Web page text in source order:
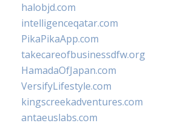
halobjd.com
intelligenceqatar.com
PikaPikaApp.com
takecareofbusinessdfw.org
HamadaOfJapan.com
VersifyLifestyle.com
kingscreekadventures.com
antaeuslabs.com